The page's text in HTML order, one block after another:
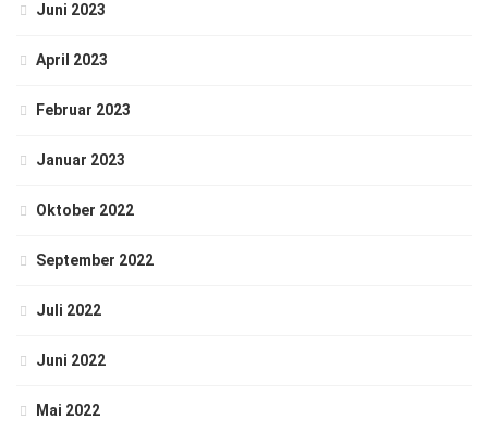
Juni 2023
April 2023
Februar 2023
Januar 2023
Oktober 2022
September 2022
Juli 2022
Juni 2022
Mai 2022